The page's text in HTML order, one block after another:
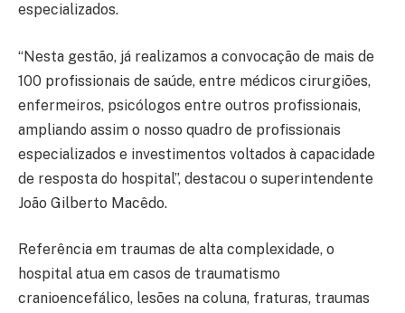
especializados.
“Nesta gestão, já realizamos a convocação de mais de
100 profissionais de saúde, entre médicos cirurgiões,
enfermeiros, psicólogos entre outros profissionais,
ampliando assim o nosso quadro de profissionais
especializados e investimentos voltados à capacidade
de resposta do hospital”, destacou o superintendente
João Gilberto Macêdo.
Referência em traumas de alta complexidade, o
hospital atua em casos de traumatismo
cranioencefálico, lesões na coluna, fraturas, traumas